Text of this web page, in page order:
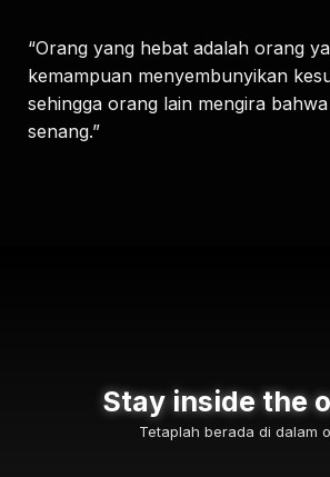
“Orang yang hebat adalah orang
kemampuan menyembunyikan
sehingga orang lain mengira
senang.”
Stay inside the
Tetaplah berada di dalam